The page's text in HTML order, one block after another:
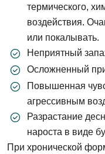
термического,
воздействия.
или покалывать.
Неприятный
Осложненный
Повышенная
агрессивным
Разрастание
нароста в виде
При хронической